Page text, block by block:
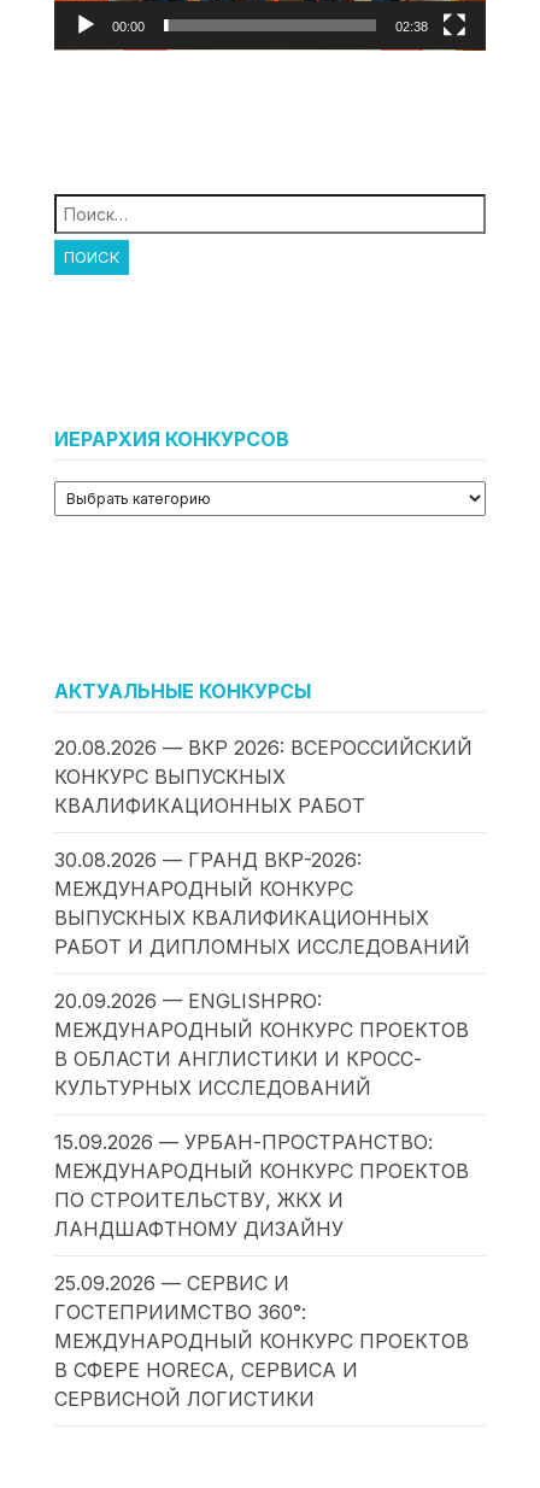
00:00 02:38
Найти:
ИЕРАРХИЯ КОНКУРСОВ
АКТУАЛЬНЫЕ КОНКУРСЫ
20.08.2026 — ВКР 2026: ВСЕРОССИЙСКИЙ
КОНКУРС ВЫПУСКНЫХ
КВАЛИФИКАЦИОННЫХ РАБОТ
30.08.2026 — ГРАНД ВКР-2026:
МЕЖДУНАРОДНЫЙ КОНКУРС
ВЫПУСКНЫХ КВАЛИФИКАЦИОННЫХ
РАБОТ И ДИПЛОМНЫХ ИССЛЕДОВАНИЙ
20.09.2026 — ENGLISHPRO:
МЕЖДУНАРОДНЫЙ КОНКУРС ПРОЕКТОВ
В ОБЛАСТИ АНГЛИСТИКИ И КРОСС-
КУЛЬТУРНЫХ ИССЛЕДОВАНИЙ
15.09.2026 — УРБАН-ПРОСТРАНСТВО:
МЕЖДУНАРОДНЫЙ КОНКУРС ПРОЕКТОВ
ПО СТРОИТЕЛЬСТВУ, ЖКХ И
ЛАНДШАФТНОМУ ДИЗАЙНУ
25.09.2026 — СЕРВИС И
ГОСТЕПРИИМСТВО 360°:
МЕЖДУНАРОДНЫЙ КОНКУРС ПРОЕКТОВ
В СФЕРЕ HORECA, СЕРВИСА И
СЕРВИСНОЙ ЛОГИСТИКИ